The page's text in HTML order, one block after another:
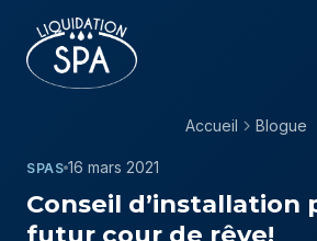
Accueil Blogue
SPAS 16 mars 2021
Conseil d’installation
futur cour de rêve!